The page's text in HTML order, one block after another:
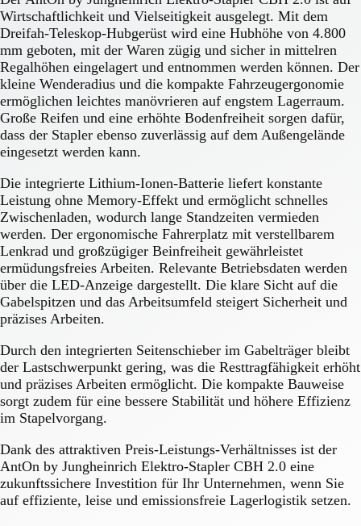
Wirtschaftlichkeit und Vielseitigkeit ausgelegt. Mit dem
Dreifah-Teleskop-Hubgerüst wird eine Hubhöhe von 4.800
mm geboten, mit der Waren zügig und sicher in mittelren
Regalhöhen eingelagert und entnommen werden können. Der
kleine Wenderadius und die kompakte Fahrzeugergonomie
ermöglichen leichtes manövrieren auf engstem Lagerraum.
Große Reifen und eine erhöhte Bodenfreiheit sorgen dafür,
dass der Stapler ebenso zuverlässig auf dem Außengelände
eingesetzt werden kann.
Die integrierte Lithium-Ionen-Batterie liefert konstante
Leistung ohne Memory-Effekt und ermöglicht schnelles
Zwischenladen, wodurch lange Standzeiten vermieden
werden. Der ergonomische Fahrerplatz mit verstellbarem
Lenkrad und großzügiger Beinfreiheit gewährleistet
ermüdungsfreies Arbeiten. Relevante Betriebsdaten werden
über die LED-Anzeige dargestellt. Die klare Sicht auf die
Gabelspitzen und das Arbeitsumfeld steigert Sicherheit und
präzises Arbeiten.
Durch den integrierten Seitenschieber im Gabelträger bleibt
der Lastschwerpunkt gering, was die Resttragfähigkeit erhöht
und präzises Arbeiten ermöglicht. Die kompakte Bauweise
sorgt zudem für eine bessere Stabilität und höhere Effizienz
im Stapelvorgang.
Dank des attraktiven Preis-Leistungs-Verhältnisses ist der
AntOn by Jungheinrich Elektro-Stapler CBH 2.0 eine
zukunftssichere Investition für Ihr Unternehmen, wenn Sie
auf effiziente, leise und emissionsfreie Lagerlogistik setzen.